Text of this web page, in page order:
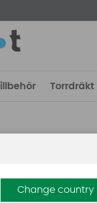
Torrdräkt
Change country